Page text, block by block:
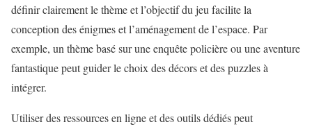
définir clairement le thème et l’objectif du jeu facilite la
conception des énigmes et l’aménagement de l’espace. Par
exemple, un thème basé sur une enquête policière ou une aventure
fantastique peut guider le choix des décors et des puzzles à
intégrer.
Utiliser des ressources en ligne et des outils dédiés peut